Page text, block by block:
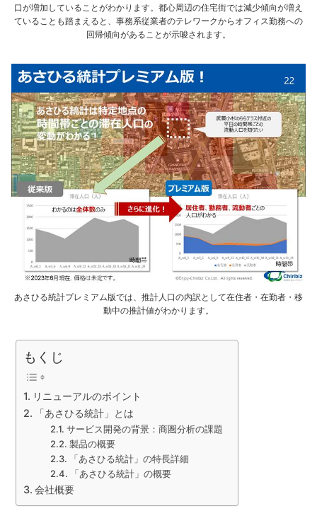
口が増加していることがわかります。都心周辺の住宅街では減少傾向が増え
ていることも踏まえると、事務系従業者のテレワークからオフィス勤務への
回帰傾向があることが示唆されます。
あさひる統計プレミアム版では、推計人口の内訳として在住者・在勤者・移
動中の推計値がわかります。
もくじ
リニューアルのポイント
「あさひる統計」とは
サービス開発の背景：商圏分析の課題
製品の概要
「あさひる統計」の特長詳細
「あさひる統計」の概要
会社概要